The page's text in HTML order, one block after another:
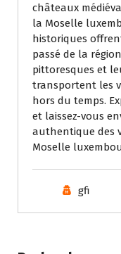
châteaux
la Moselle
historiques
passé de la
pittoresques et
transportent les
hors du temps.
et laissez-vous
authentique des
Moselle
gfi